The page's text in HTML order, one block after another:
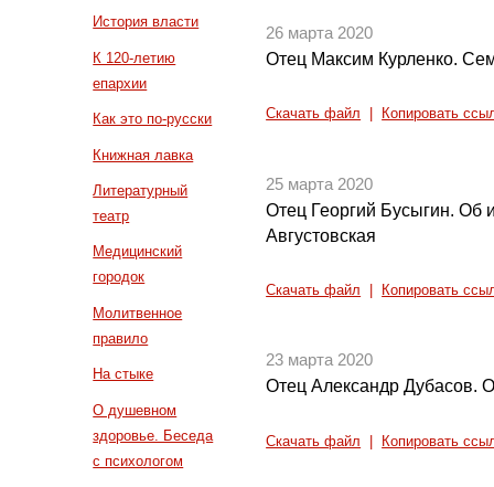
История власти
К 120-летию
епархии
Как это по-русски
Книжная лавка
Литературный
театр
Медицинский
городок
Молитвенное
правило
На стыке
О душевном
здоровье. Беседа
с психологом
26 марта 2020
Отец Максим Курленко.
Скачать файл Копировать
25 марта 2020
Отец Георгий Бусыгин. Об
Августовская
Скачать файл Копировать
23 марта 2020
Отец Александр Дубасов.
Скачать файл Копировать